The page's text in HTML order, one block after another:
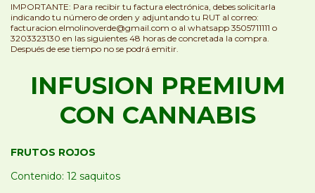
IMPORTANTE: Para recibir tu factura electrónica, debes solicitarla
indicando tu número de orden y adjuntando tu RUT al correo:
facturacion.elmolinoverde@gmail.com o al whatsapp 3505711111 o
3203323130 en las siguientes 48 horas de concretada la compra.
Después de ese tiempo no se podrá emitir.
INFUSION PREMIUM
CON CANNABIS
FRUTOS ROJOS
Contenido: 12 saquitos